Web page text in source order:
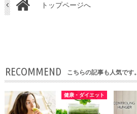
トップページへ
RECOMMEND こちらの記事も人気です。
健康・ダイエット